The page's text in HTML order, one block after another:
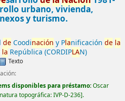
urbano, vivienda,
y turismo.
deCoodinación y Planificación de la
la República (CORDIPLAN)
Texto
disponibles para préstamo:Oscar
topográfica:IVP-D-236 .